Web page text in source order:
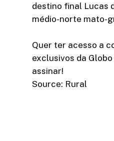
destino final Lucas
médio-norte mato-
Quer ter acesso a
exclusivos da
assinar!​
Source: Rural